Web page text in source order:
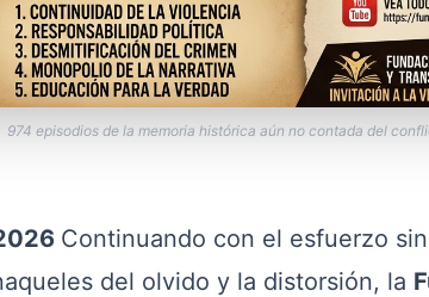
974 episodios de la memoria histórica aún no contada del
Continuando con el esfuerzo
del olvido y la distorsión, la